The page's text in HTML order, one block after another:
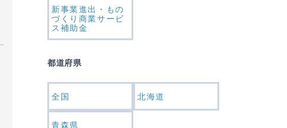
新事業進出・もの
づくり商業サービ
ス補助金
都道府県
全国 北海道
青森県